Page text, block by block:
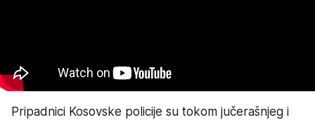
Pripadnici Kosovske policije su tokom jučerašnjeg i